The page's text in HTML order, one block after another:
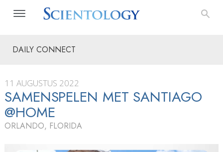
DAILY CONNECT
11 AUGUSTUS 2022
SAMENSPELEN MET SANTIAGO
@HOME
ORLANDO, FLORIDA